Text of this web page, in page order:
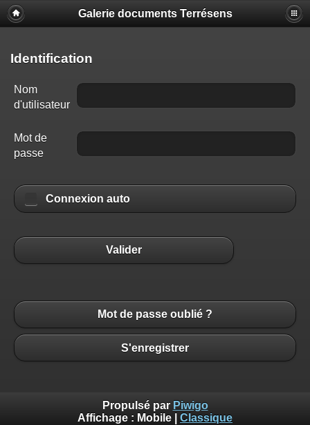
Galerie documents Terrésens
Identification
Nom
d'utilisateur
Mot de
passe
Connexion auto
Valider
Mot de passe oublié ?
S'enregistrer
Propulsé par Piwigo
Affichage : Mobile Classique